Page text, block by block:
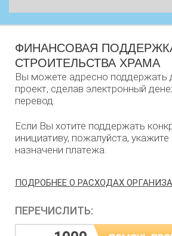
ФИНАНСОВАЯ
СТРОИТЕЛЬСТВА ХРАМА
Вы можете адресно поддержать
проект, сделав электронный
перевод.
Если Вы хотите поддержать
инициативу, пожалуйста, укажите
назначени платежа.
ПОДРОБНЕЕ О РАСХОДАХ
ПЕРЕЧИСЛИТЬ: